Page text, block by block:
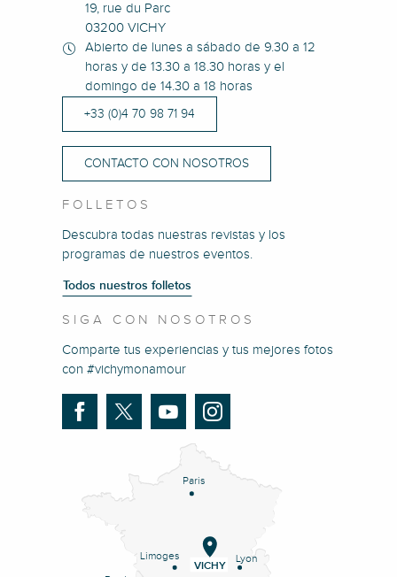
19, rue du Parc
03200 VICHY
Abierto de lunes a sábado de 9.30 a 12
horas y de 13.30 a 18.30 horas y el
domingo de 14.30 a 18 horas
+33 (0)4 70 98 71 94
CONTACTO CON NOSOTROS
FOLLETOS
Descubra todas nuestras revistas y los
programas de nuestros eventos.
Todos nuestros folletos
SIGA CON NOSOTROS
Comparte tus experiencias y tus mejores fotos
con #vichymonamour
Paris
Lyon
Limoges
VICHY